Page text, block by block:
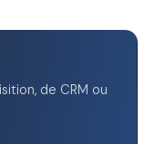
de CRM ou